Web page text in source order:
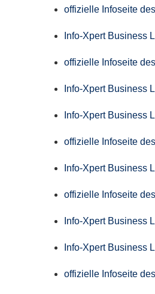
offizielle Infoseite
Info-Xpert Business
offizielle Infoseite
Info-Xpert Business
Info-Xpert Business
offizielle Infoseite
Info-Xpert Business
offizielle Infoseite
Info-Xpert Business
Info-Xpert Business
offizielle Infoseite